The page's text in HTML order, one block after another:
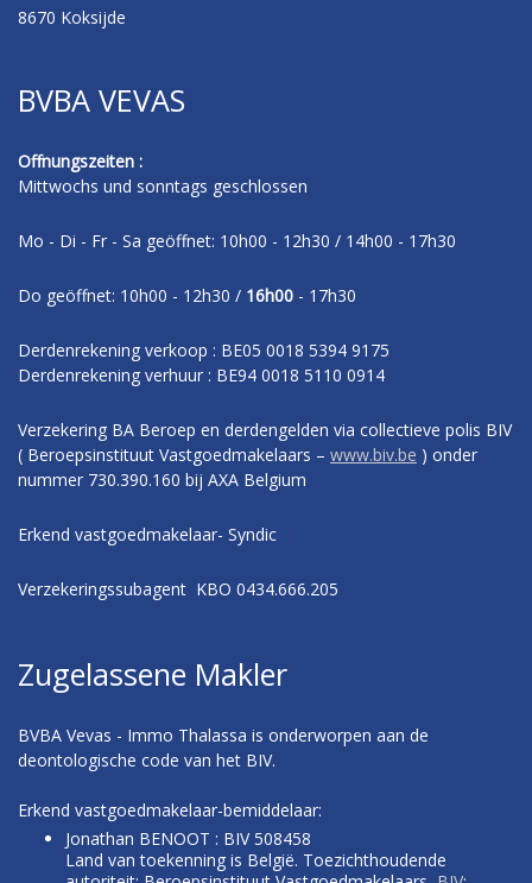
8670 Koksijde
BVBA VEVAS
Offnungszeiten :
Mittwochs und sonntags geschlossen
Mo - Di - Fr - Sa geöffnet: 10h00 - 12h30 / 14h00 - 17h30
Do geöffnet: 10h00 - 12h30 / 16h00 - 17h30
Derdenrekening verkoop : BE05 0018 5394 9175
Derdenrekening verhuur : BE94 0018 5110 0914
Verzekering BA Beroep en derdengelden via collectieve polis BIV
( Beroepsinstituut Vastgoedmakelaars – www.biv.be ) onder
nummer 730.390.160 bij AXA Belgium
Erkend vastgoedmakelaar- Syndic
Verzekeringssubagent KBO 0434.666.205
Zugelassene Makler
BVBA Vevas - Immo Thalassa is onderworpen aan de
deontologische code van het BIV.
Erkend vastgoedmakelaar-bemiddelaar:
Jonathan BENOOT : BIV 508458
Land van toekenning is België. Toezichthoudende